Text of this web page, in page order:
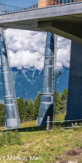
/ Markus Mair